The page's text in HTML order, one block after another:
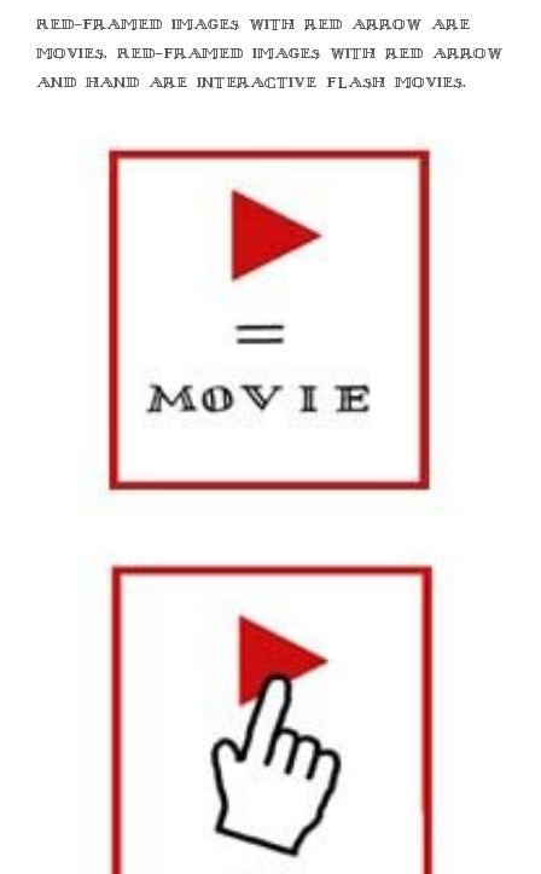
Red-framed images with red arrow are
movies. Red-framed images with red arrow
and hand are interactive flash movies.